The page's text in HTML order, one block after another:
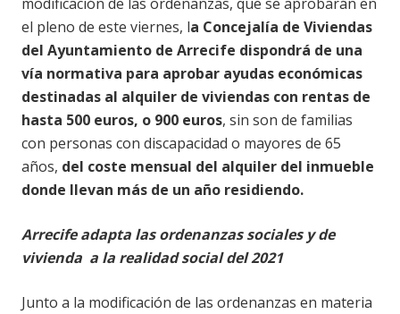
el pleno de este viernes, la Concejalía de Viviendas
del Ayuntamiento de Arrecife dispondrá de una
vía normativa para aprobar ayudas económicas
destinadas al alquiler de viviendas con rentas de
hasta 500 euros, o 900 euros, sin son de familias
con personas con discapacidad o mayores de 65
años, del coste mensual del alquiler del inmueble
donde llevan más de un año residiendo.
Arrecife adapta las ordenanzas sociales y de
vivienda a la realidad social del 2021
Junto a la modificación de las ordenanzas en materia